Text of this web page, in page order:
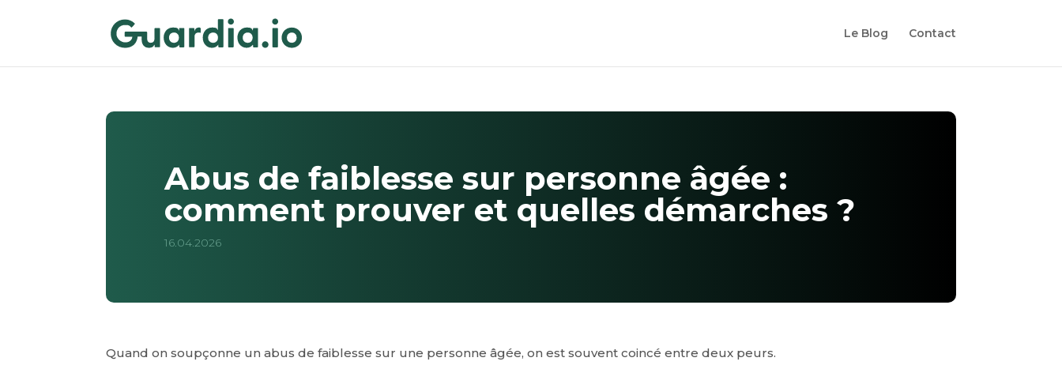
Le Blog Contact
Abus de faiblesse sur personne âgée :
comment prouver et quelles démarches ?
16.04.2026
Quand on soupçonne un abus de faiblesse sur une personne âgée, on est souvent coincé entre deux peurs.